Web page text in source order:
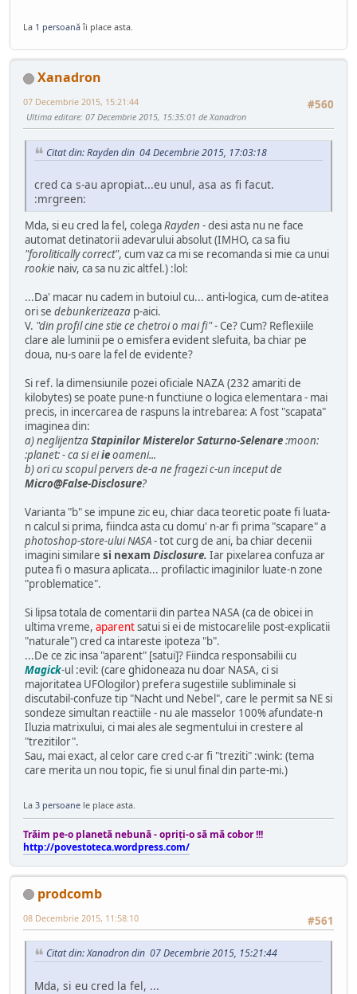
La 1 persoanăîi place asta.
Xanadron
#560
07 Decembrie 2015, 15:21:44
Ultima editare: 07 Decembrie 2015, 15:35:01 de Xanadron
Citat din: Rayden din 04 Decembrie 2015, 17:03:18
cred ca s-au apropiat...eu unul, asa as fi facut.
:mrgreen:
Mda, si eu cred la fel, colegaRayden - desi asta nu ne face
automat detinatorii adevarului absolut (IMHO, ca sa fiu
"forolitically correct", cum vaz ca mi se recomanda si mie ca unui
rookie naiv, ca sa nu zic altfel.) :lol:
...Da' macar nu cadem in butoiul cu... anti-logica, cum de-atitea
ori se debunkerizeaza p-aici.
V. "din profil cine stie ce chetroi o mai fi"- Ce? Cum? Reflexiile
clare ale luminii pe o emisfera evident slefuita, ba chiar pe
doua, nu-s oare la fel de evidente?
Si ref. la dimensiunile pozei oficiale NAZA (232 amariti de
kilobytes) se poate pune-n functiune o logica elementara - mai
precis, in incercarea de raspuns la intrebarea: A fost "scapata"
imaginea din:
a) neglijentzaStapinilor Misterelor Saturno-Selenare:moon:
:planet: - ca si eiieoameni...
b) ori cu scopul pervers de-a ne fragezi c-un inceput de
Micro@False-Disclosure?
Varianta "b" se impune zic eu, chiar daca teoretic poate fi luata-
n calcul si prima, fiindca asta cu domu' n-ar fi prima "scapare" a
photoshop-store-ului NASA- tot curg de ani, ba chiar decenii
imagini similare si nexam Disclosure. Iar pixelarea confuza ar
putea fi o masura aplicata... profilactic imaginilor luate-n zone
"problematice".
Si lipsa totala de comentarii din partea NASA (ca de obicei in
ultima vreme, aparentsatui si ei de mistocarelile post-explicatii
"naturale") cred ca intareste ipoteza "b".
...De ce zic insa "aparent" [satui]? Fiindca responsabilii cu
Magick-ul :evil: (care ghidoneaza nu doar NASA, ci si
majoritatea UFOlogilor) prefera sugestiile subliminale si
discutabil-confuze tip "Nacht und Nebel", care le permit sa NE si
sondeze simultan reactiile - nu ale masselor 100% afundate-n
Iluzia matrixului, ci mai ales ale segmentului in crestere al
"trezitilor".
Sau, mai exact, al celor care cred c-ar fi "treziti" :wink: (tema
care merita un nou topic, fie si unul final din parte-mi.)
La 3 persoane le place asta.
Trăim pe-o planetă nebună - opriţi-o să mă cobor !!!
http://povestoteca.wordpress.com/
prodcomb
#561
08 Decembrie 2015, 11:58:10
Citat din: Xanadron din 07 Decembrie 2015, 15:21:44
Mda, si eu cred la fel, ...